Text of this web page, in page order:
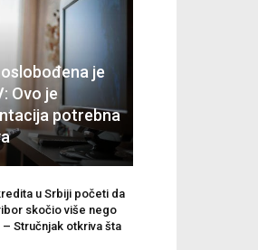
je
Ovo je
potrebna
u Srbiji početi da
skočio više nego
– Stručnjak otkriva šta